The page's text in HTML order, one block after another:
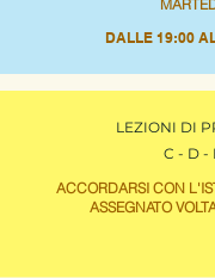
DALLE 19:00
LEZIONI DI
C - D -
ACCORDARSI CON
ASSEGNATO